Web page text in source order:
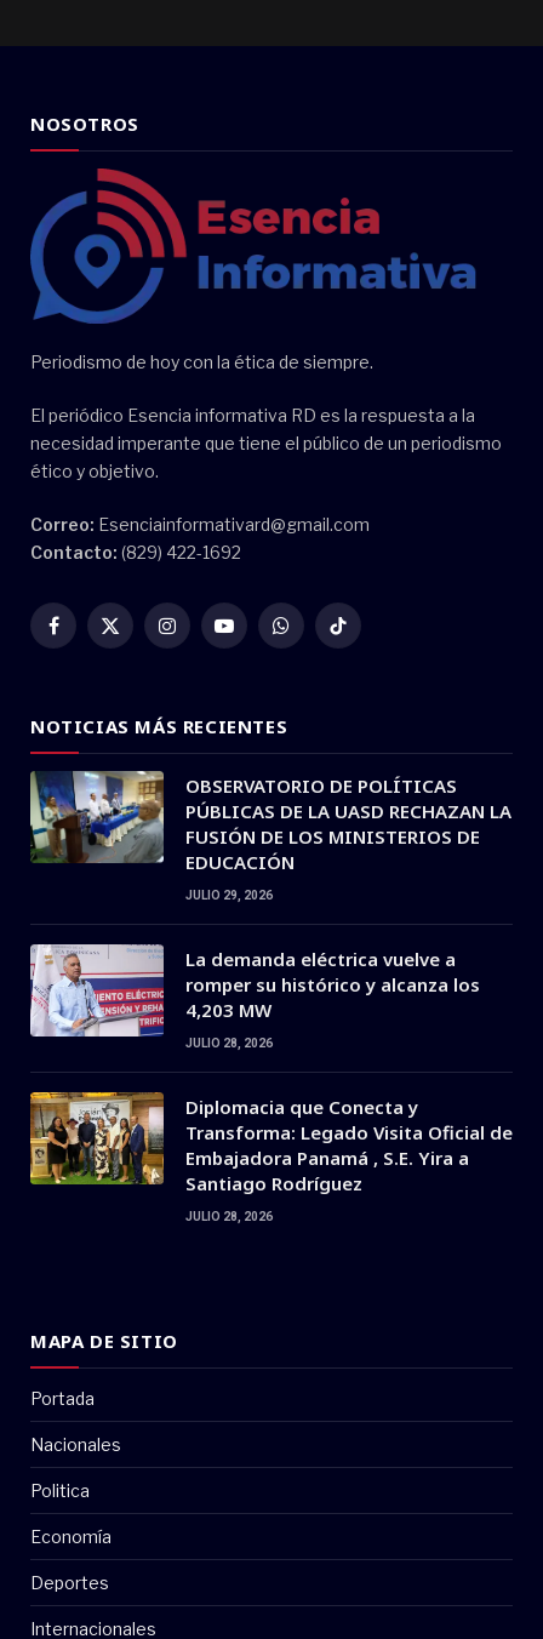
NOSOTROS
Periodismo de hoy con la ética de siempre.
El periódico Esencia informativa RD es la respuesta a la
necesidad imperante que tiene el público de un periodismo
ético y objetivo.
Correo: Esenciainformativard@gmail.com
Contacto: (829) 422-1692
Facebook
X
InstagramYouTubeWhatsAppTikTok
NOTICIAS MÁS RECIENTES
OBSERVATORIO DE POLÍTICAS
PÚBLICAS DE LA UASD RECHAZAN LA
FUSIÓN DE LOS MINISTERIOS DE
EDUCACIÓN
JULIO 29, 2026
La demanda eléctrica vuelve a
romper su histórico y alcanza los
4,203 MW
JULIO 28, 2026
Diplomacia que Conecta y
Transforma: Legado Visita Oficial de
Embajadora Panamá , S.E. Yira a
Santiago Rodríguez
JULIO 28, 2026
MAPA DE SITIO
Portada
Nacionales
Politica
Economía
Deportes
Internacionales